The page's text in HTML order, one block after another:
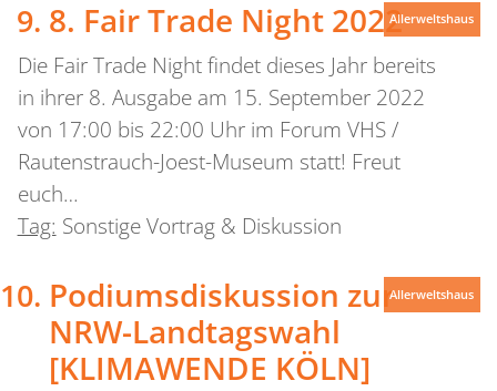
8. Fair Trade Night 2022
Die Fair Trade Night findet dieses Jahr bereits
in ihrer 8. Ausgabe am 15. September 2022
von 17:00 bis 22:00 Uhr im Forum VHS /
Rautenstrauch-Joest-Museum statt! Freut
euch…
Tag: Sonstige Vortrag & Diskussion
Allerweltshaus
Podiumsdiskussion zur
NRW-Landtagswahl
[KLIMAWENDE KÖLN]
Allerweltshaus